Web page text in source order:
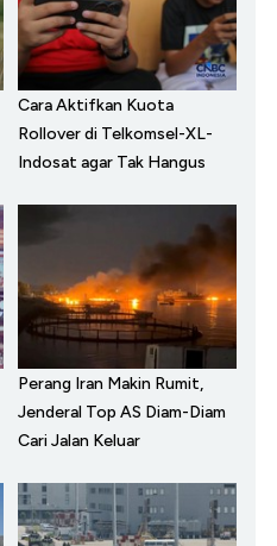
Cara Aktifkan Kuota
Rollover di Telkomsel-XL-
Indosat agar Tak Hangus
Perang Iran Makin Rumit,
Jenderal Top AS Diam-Diam
Cari Jalan Keluar